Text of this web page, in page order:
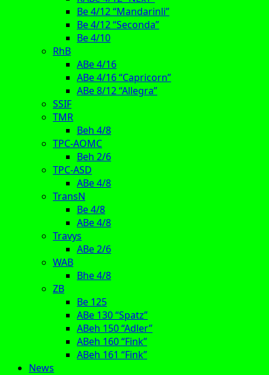
Be 4/12 “Mandarinli”
Be 4/12 “Seconda”
Be 4/10
RhB
ABe 4/16
ABe 4/16 “Capricorn”
ABe 8/12 “Allegra”
SSIF
TMR
Beh 4/8
TPC-AOMC
Beh 2/6
TPC-ASD
ABe 4/8
TransN
Be 4/8
ABe 4/8
Travys
ABe 2/6
WAB
Bhe 4/8
ZB
Be 125
ABe 130 “Spatz”
ABeh 150 “Adler”
ABeh 160 “Fink”
ABeh 161 “Fink”
News